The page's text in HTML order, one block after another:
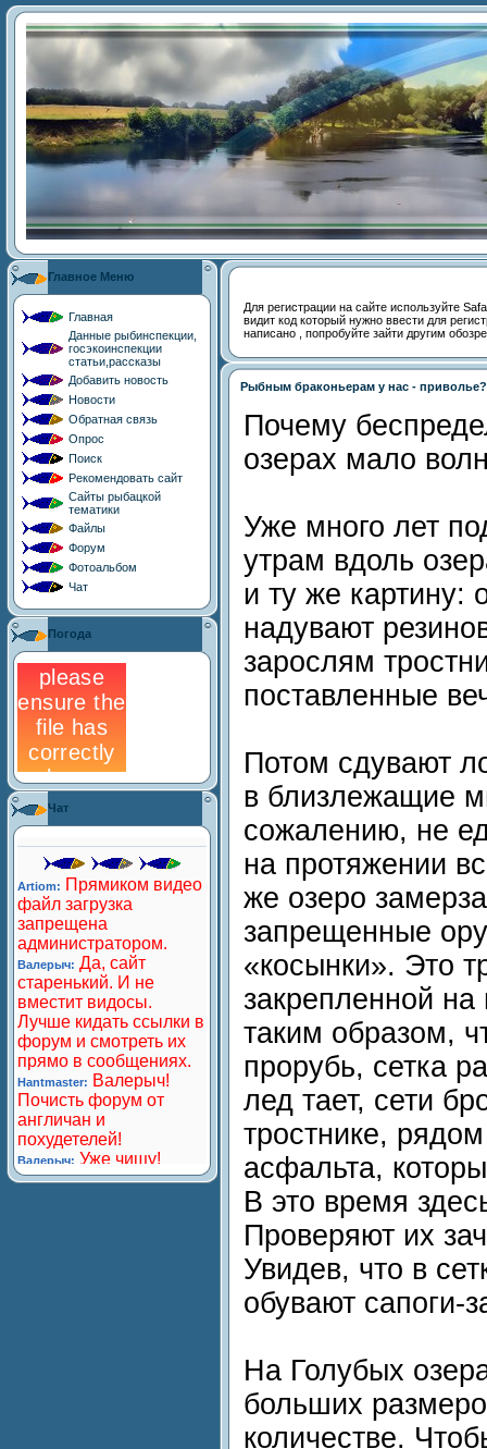
Главное Меню
Главная
Данные рыбинспекции,
госэкоинспекции
статьи,рассказы
Добавить новость
Новости
Обратная связь
Опрос
Поиск
Рекомендовать сайт
Сайты рыбацкой
тематики
Файлы
Форум
Фотоальбом
Чат
Погода
Чат
Для регистрации на сайте используйте
видит код который нужно ввести для
написано , попробуйте зайти другим
Рыбным браконьерам у нас - приволье?
Почему
озерах мало
Уже много лет
утрам вдоль
и ту же картину:
надувают
зарослям
поставленные
Потом сдувают
в близлежащие
сожалению, не
на протяжении
же озеро
запрещенные
«косынки». Это
закрепленной
таким образом,
прорубь, сетка
лед тает, сети
тростнике,
асфальта,
В это время
Проверяют их
Увидев, что в
обувают сапоги-
На Голубых
больших
количестве.